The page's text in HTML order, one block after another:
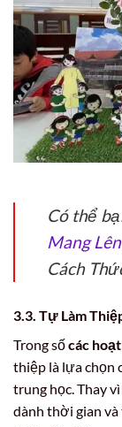
Có thể
Mang
Cách
3.3. Tự Làm
Trong sốcác
thiệp là lựa chọn
trung học. Thay
dành thời gian